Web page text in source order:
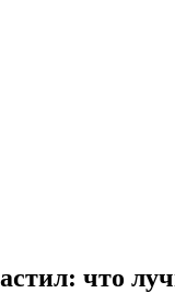
что